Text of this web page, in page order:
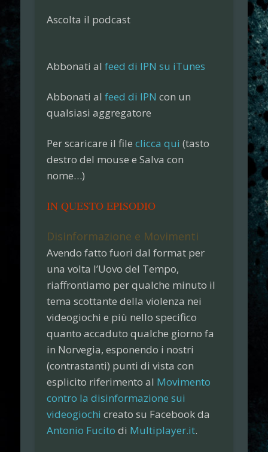
Ascolta il podcast
Abbonati alfeed di IPN su iTunes
Abbonati alfeed di IPN con un
qualsiasi aggregatore
Per scaricare il fileclicca qui (tasto
destro del mouse eSalva con
nome…)
IN QUESTO EPISODIO
Disinformazione e Movimenti
Avendo fatto fuori dal format per
una volta l’Uovo del Tempo,
riaffrontiamo per qualche minuto il
tema scottante dellaviolenza nei
videogiochie più nello specifico
quanto accaduto qualche giorno fa
in Norvegia, esponendo i nostri
(contrastanti) punti di vista con
esplicito riferimento al Movimento
contro la disinformazione sui
videogiochi creato su Facebook da
Antonio Fucito di Multiplayer.it.